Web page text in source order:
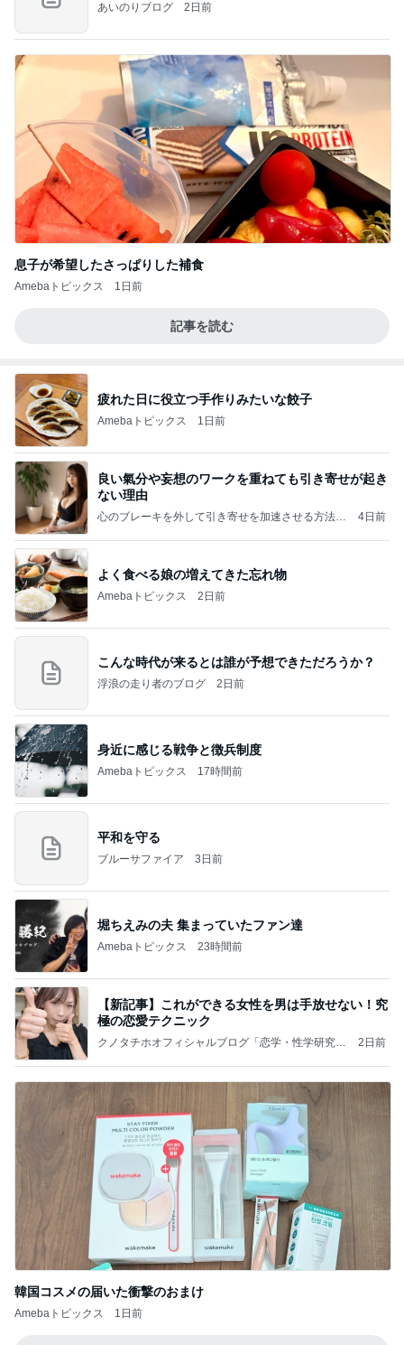
あいのりブログ 2日前
息子が希望したさっぱりした補食
Amebaトピックス 1日前
記事を読む
疲れた日に役立つ手作りみたいな餃子
Amebaトピックス 1日前
良い氣分や妄想のワークを重ねても引き寄せが起き
ない理由
心のブレーキを外して引き寄せを加速させる方法：
4日前
よく食べる娘の増えてきた忘れ物
Amebaトピックス 2日前
こんな時代が来るとは誰が予想できただろうか？
浮浪の走り者のブログ 2日前
身近に感じる戦争と徴兵制度
Amebaトピックス 17時間前
平和を守る
ブルーサファイア 3日前
堀ちえみの夫 集まっていたファン達
Amebaトピックス 23時間前
【新記事】これができる女性を男は手放せない！究
極の恋愛テクニック
クノタチホオフィシャルブログ「恋学・性学研究
2日前
韓国コスメの届いた衝撃のおまけ
Amebaトピックス 1日前